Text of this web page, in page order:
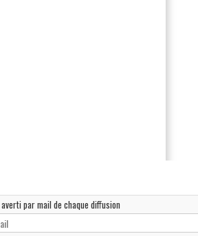
par mail de chaque diffusion